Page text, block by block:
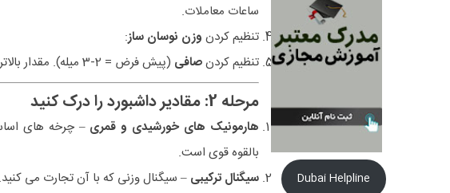
ساعات معاملات.
تنظیم کردن وزن نوسان ساز:
تنظیم کردنصافی (پیش فرض = 2-3 میله). مقدار بالاتر نویز را کاهش می دهد اما سیگنال ها را تاخیر می کند.
مرحله 2: مقادیر داشبورد را درک کنید
هارمونیک های خورشیدی و قمری – چرخه های
بالقوه قوی است.
سیگنال ترکیبی – سیگنال وزنی که با آن تجارت می کنید.
Dubai Helpline